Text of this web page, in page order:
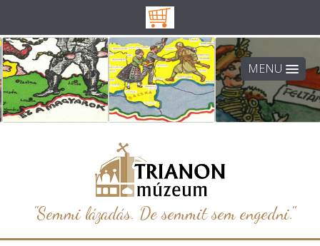
MENU
"Semmi lázadás. De semmit sem engedni."